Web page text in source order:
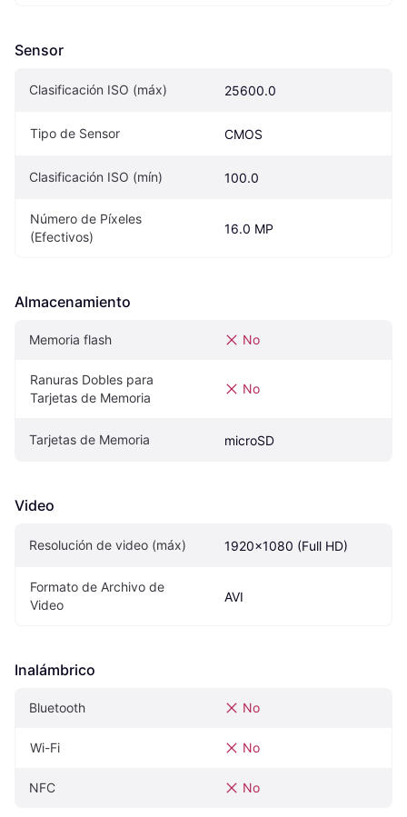
Sensor
Clasificación ISO (máx) 25600.0
Tipo de Sensor CMOS
Clasificación ISO (mín) 100.0
Número de Píxeles
(Efectivos)
16.0 MP
Almacenamiento
Memoria flash No
Ranuras Dobles para
Tarjetas de Memoria
No
Tarjetas de Memoria microSD
Video
Resolución de video (máx) 1920x1080 (Full HD)
Formato de Archivo de
Video
AVI
Inalámbrico
Bluetooth No
Wi-Fi No
NFC No